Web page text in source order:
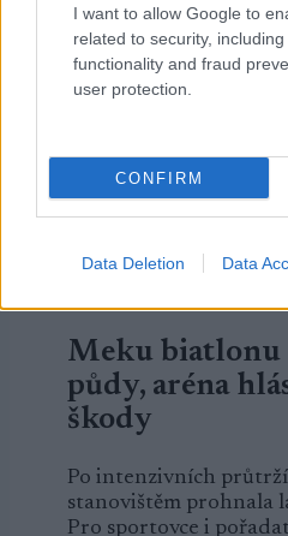
I want to allow Google to
related to security,
functionality and fraud
user protection.
CONFIRM
Data Deletion Data
BY KJELL-ERIK KRISTIANSEN
DALŠÍ ČLÁNKY
Meku biatlonu
půdy, aréna
škody
Po intenzivních
stanovištěm prohnala
Pro sportovce i